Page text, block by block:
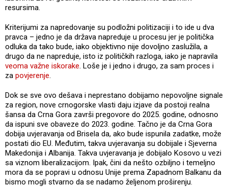
resursima.
Kriterijumi za napredovanje su podložni politizaciji i to ide u dva
pravca – jedno je da država napreduje u procesu jer je politička
odluka da tako bude, iako objektivno nije dovoljno zaslužila, a
drugo da ne napreduje, isto iz političkih razloga, iako je napravila
veoma važne iskorake. Loše je i jedno i drugo, za sam proces i
za povjerenje.
Dok se sve ovo dešava i neprestano dobijamo nepovoljne signale
za region, nove crnogorske vlasti daju izjave da postoji realna
šansa da Crna Gora završi pregovore do 2025. godine, odnosno
da ispuni sve obaveze do 2023. godine. Tačno je da Crna Gora
dobija uvjeravanja od Brisela da, ako bude ispunila zadatke, može
postati dio EU. Međutim, takva uvjeravanja su dobijale i Sjeverna
Makedonija i Albanija. Takva uvjeravanja je dobijalo Kosovo u vezi
sa viznom liberalizacijom. Ipak, čini da nešto ozbiljno i temeljno
mora da se popravi u odnosu Unije prema Zapadnom Balkanu da
bismo mogli stvarno da se nadamo željenom proširenju.